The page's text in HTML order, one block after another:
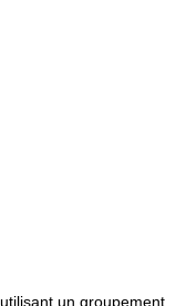
un groupement